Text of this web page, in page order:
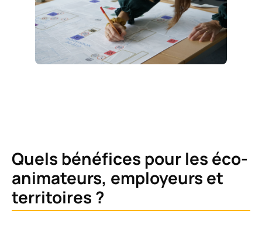
Quels bénéfices pour les éco-
animateurs, employeurs et
territoires ?